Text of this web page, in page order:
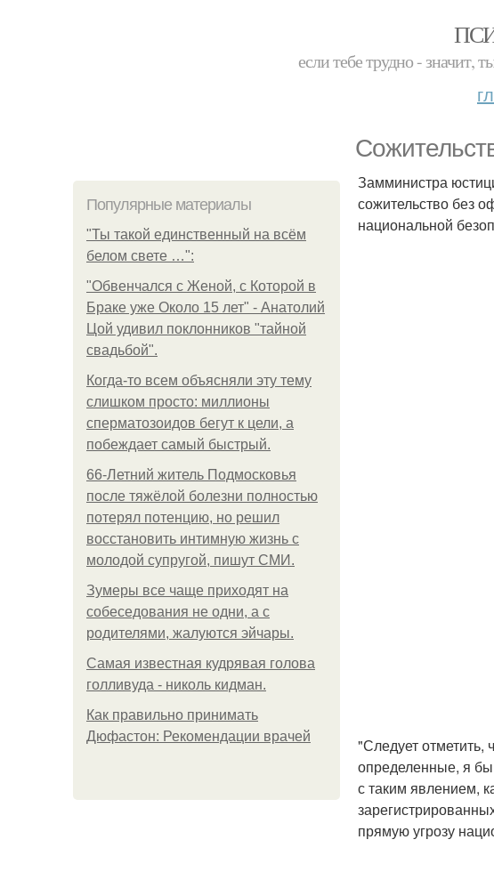
если тебе трудно - значит,
Популярные материалы
"Ты такой единственный на всём
белом свете …":
"Обвенчался с Женой, с Которой в
Браке уже Около 15 лет" - Анатолий
Цой удивил поклонников "тайной
свадьбой".
Когда-то всем объясняли эту тему
слишком просто: миллионы
сперматозоидов бегут к цели, а
побеждает самый быстрый.
66-Летний житель Подмосковья
после тяжёлой болезни полностью
потерял потенцию, но решил
восстановить интимную жизнь с
молодой супругой, пишут СМИ.
Зумеры все чаще приходят на
собеседования не одни, а с
родителями, жалуются эйчары.
Самая известная кудрявая голова
голливуда - николь кидман.
Как правильно принимать
Дюфастон: Рекомендации врачей
Замминистра
сожительство без
национальной
"Следует отметить,
определенные, я бы
с таким явлением,
прямую угрозу